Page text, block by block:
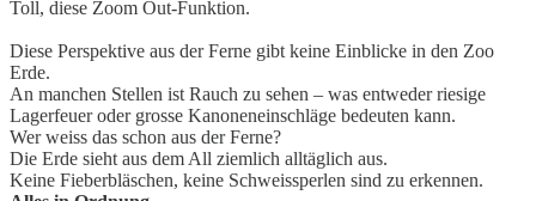
Toll, diese Zoom Out-Funktion.
Diese Perspektive aus der Ferne gibt keine Einblicke in den Zoo
Erde.
An manchen Stellen ist Rauch zu sehen – was entweder riesige
Lagerfeuer oder grosse Kanoneneinschläge bedeuten kann.
Wer weiss das schon aus der Ferne?
Die Erde sieht aus dem All ziemlich alltäglich aus.
Keine Fieberbläschen, keine Schweissperlen sind zu erkennen.